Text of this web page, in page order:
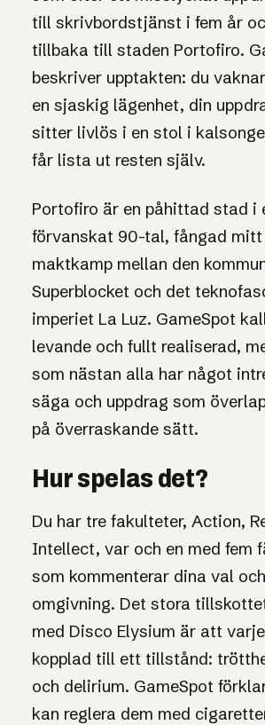
till skrivbordstjänst i fem år
tillbaka till staden Portofiro.
beskriver upptakten: du
en sjaskig lägenhet, din
sitter livlös i en stol i
får lista ut resten själv.
Portofiro är en påhittad stad i
förvanskat 90-tal, fångad mitt
maktkamp mellan den
Superblocket och det
imperiet La Luz. GameSpot
levande och fullt realiserad,
som nästan alla har något
säga och uppdrag som
på överraskande sätt.
Hur spelas det?
Du har tre fakulteter, Action,
Intellect, var och en med fem
som kommenterar dina val
omgivning. Det stora
med Disco Elysium är att
kopplad till ett tillstånd:
och delirium. GameSpot
kan reglera dem med